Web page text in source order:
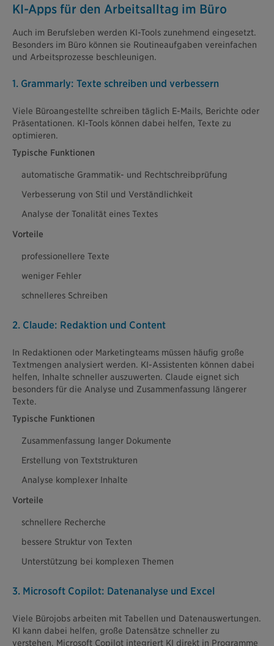
KI-Apps für den Arbeitsalltag im Büro
Auch im Berufsleben werden KI-Tools zunehmend eingesetzt.
Besonders im Büro können sie Routineaufgaben vereinfachen
und Arbeitsprozesse beschleunigen.
1. Grammarly: Texte schreiben und verbessern
Viele Büroangestellte schreiben täglich E-Mails, Berichte oder
Präsentationen. KI-Tools können dabei helfen, Texte zu
optimieren.
Typische Funktionen
automatische Grammatik- und Rechtschreibprüfung
Verbesserung von Stil und Verständlichkeit
Analyse der Tonalität eines Textes
Vorteile
professionellere Texte
weniger Fehler
schnelleres Schreiben
2. Claude: Redaktion und Content
In Redaktionen oder Marketingteams müssen häufig große
Textmengen analysiert werden. KI-Assistenten können dabei
helfen, Inhalte schneller auszuwerten. Claude eignet sich
besonders für die Analyse und Zusammenfassung längerer
Texte.
Typische Funktionen
Zusammenfassung langer Dokumente
Erstellung von Textstrukturen
Analyse komplexer Inhalte
Vorteile
schnellere Recherche
bessere Struktur von Texten
Unterstützung bei komplexen Themen
3. Microsoft Copilot: Datenanalyse und Excel
Viele Bürojobs arbeiten mit Tabellen und Datenauswertungen.
KI kann dabei helfen, große Datensätze schneller zu
verstehen. Microsoft Copilot integriert KI direkt in Programme